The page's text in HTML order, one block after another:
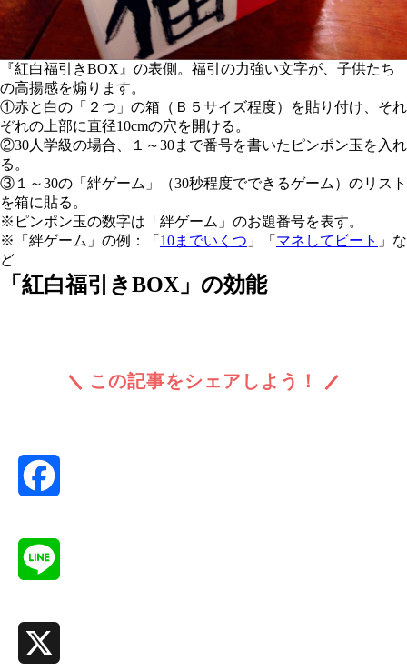
『紅白福引きBOX』の表側。福引の力強い文字が、子供たち
の高揚感を煽ります。
①赤と白の「２つ」の箱（Ｂ５サイズ程度）を貼り付け、それ
ぞれの上部に直径10cmの穴を開ける。
②30人学級の場合、１～30まで番号を書いたピンポン玉を入れ
る。
③１～30の「絆ゲーム」（30秒程度でできるゲーム）のリスト
を箱に貼る。
※ピンポン玉の数字は「絆ゲーム」のお題番号を表す。
※「絆ゲーム」の例：「 10までいくつ 」「 マネしてビート 」な
ど
「紅白福引きBOX」の効能
この記事をシェアしよう！